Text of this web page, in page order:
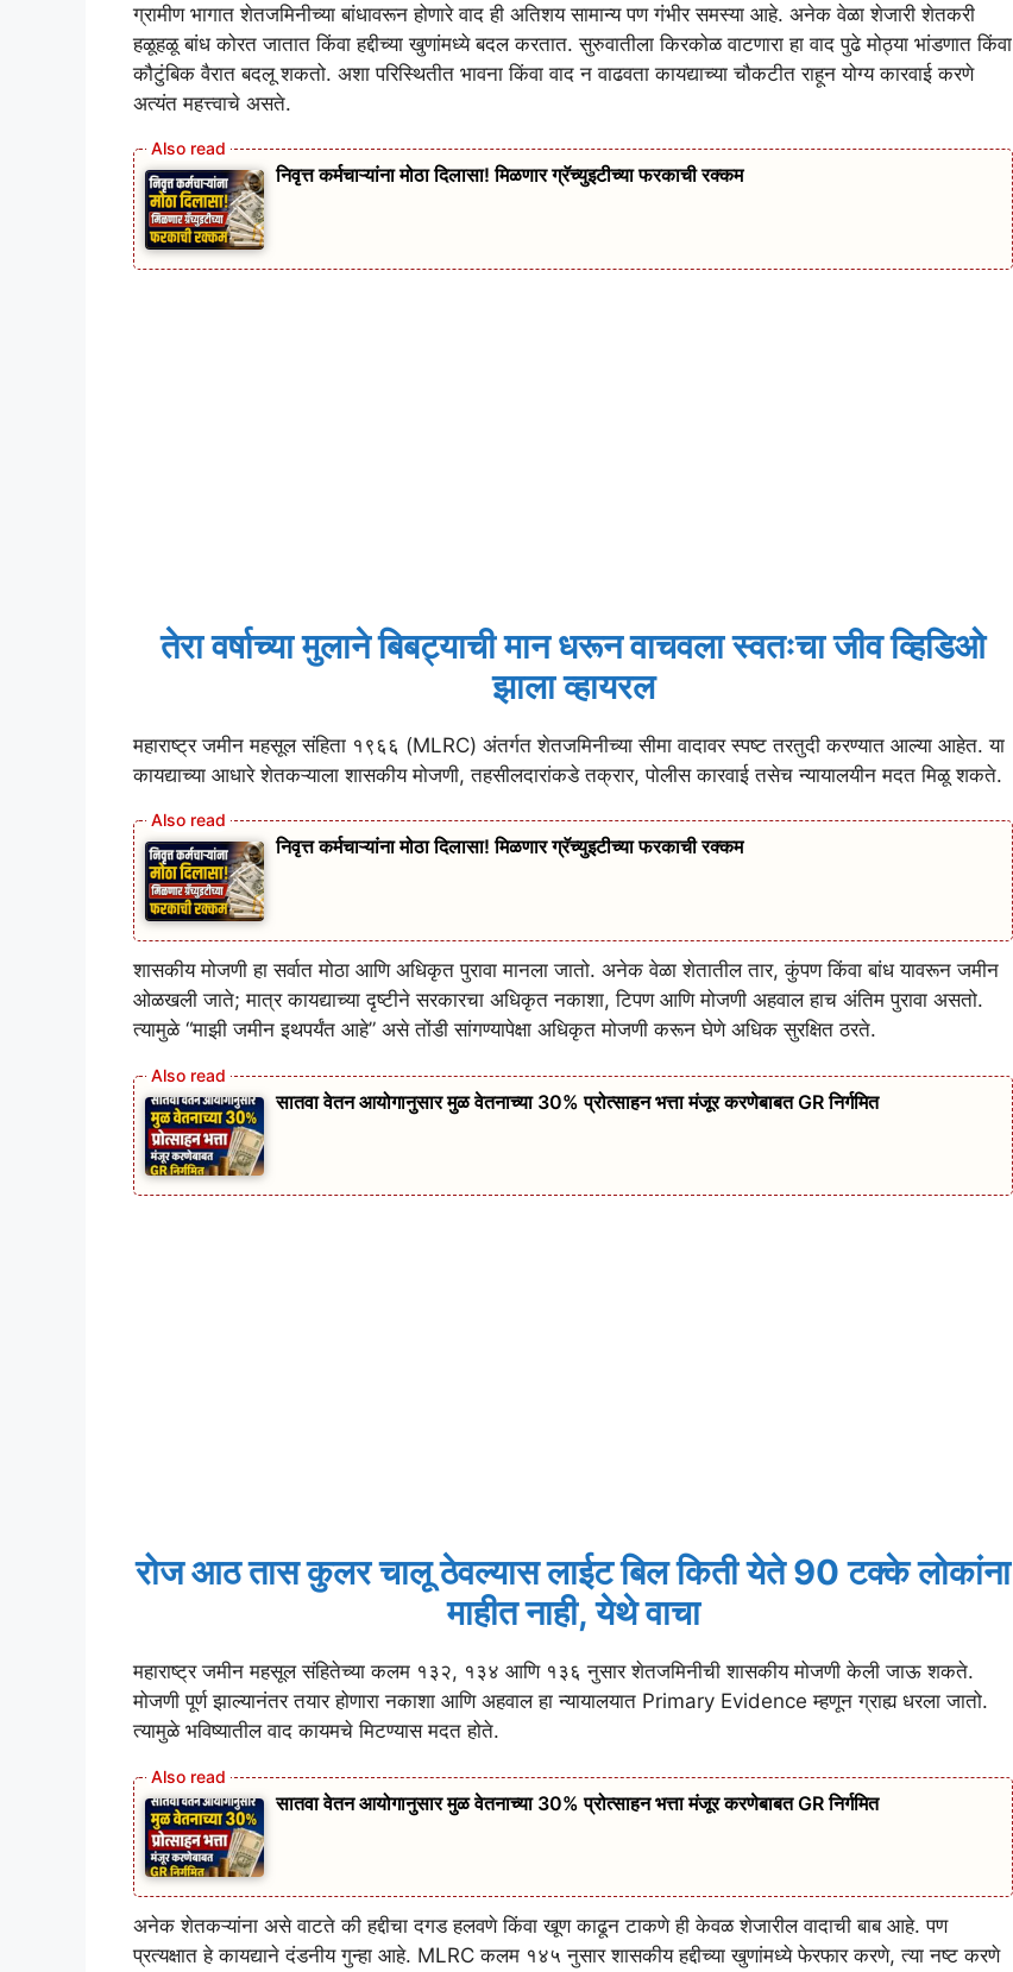
ग्रामीण भागात शेतजमिनीच्या बांधावरून होणारे वाद ही अतिशय सामान्य पण गंभीर समस्या आहे. अनेक वेळा शेजारी शेतकरी
हळूहळू बांध कोरत जातात किंवा हद्दीच्या खुणांमध्ये बदल करतात. सुरुवातीला किरकोळ वाटणारा हा वाद पुढे मोठ्या भांडणात किंवा
कौटुंबिक वैरात बदलू शकतो. अशा परिस्थितीत भावना किंवा वाद न वाढवता कायद्याच्या चौकटीत राहून योग्य कारवाई करणे
अत्यंत महत्त्वाचे असते.
निवृत्त कर्मचाऱ्यांना मोठा दिलासा! मिळणार ग्रॅच्युइटीच्या फरकाची रक्कम
तेरा वर्षाच्या मुलाने बिबट्याची मान धरून वाचवला स्वतःचा जीव व्हिडिओ
झाला व्हायरल
महाराष्ट्र जमीन महसूल संहिता १९६६ (MLRC) अंतर्गत शेतजमिनीच्या सीमा वादावर स्पष्ट तरतुदी करण्यात आल्या आहेत. या
कायद्याच्या आधारे शेतकऱ्याला शासकीय मोजणी, तहसीलदारांकडे तक्रार, पोलीस कारवाई तसेच न्यायालयीन मदत मिळू शकते.
निवृत्त कर्मचाऱ्यांना मोठा दिलासा! मिळणार ग्रॅच्युइटीच्या फरकाची रक्कम
शासकीय मोजणी हा सर्वात मोठा आणि अधिकृत पुरावा मानला जातो. अनेक वेळा शेतातील तार, कुंपण किंवा बांध यावरून जमीन
ओळखली जाते; मात्र कायद्याच्या दृष्टीने सरकारचा अधिकृत नकाशा, टिपण आणि मोजणी अहवाल हाच अंतिम पुरावा असतो.
त्यामुळे “माझी जमीन इथपर्यंत आहे” असे तोंडी सांगण्यापेक्षा अधिकृत मोजणी करून घेणे अधिक सुरक्षित ठरते.
सातवा वेतन आयोगानुसार मुळ वेतनाच्या 30% प्रोत्साहन भत्ता मंजूर करणेबाबत GR निर्गमित
रोज आठ तास कुलर चालू ठेवल्यास लाईट बिल किती येते 90 टक्के लोकांना
माहीत नाही, येथे वाचा
महाराष्ट्र जमीन महसूल संहितेच्या कलम १३२, १३४ आणि १३६ नुसार शेतजमिनीची शासकीय मोजणी केली जाऊ शकते.
मोजणी पूर्ण झाल्यानंतर तयार होणारा नकाशा आणि अहवाल हा न्यायालयात Primary Evidence म्हणून ग्राह्य धरला जातो.
त्यामुळे भविष्यातील वाद कायमचे मिटण्यास मदत होते.
सातवा वेतन आयोगानुसार मुळ वेतनाच्या 30% प्रोत्साहन भत्ता मंजूर करणेबाबत GR निर्गमित
अनेक शेतकऱ्यांना असे वाटते की हद्दीचा दगड हलवणे किंवा खूण काढून टाकणे ही केवळ शेजारील वादाची बाब आहे. पण
प्रत्यक्षात हे कायद्याने दंडनीय गुन्हा आहे. MLRC कलम १४५ नुसार शासकीय हद्दीच्या खुणांमध्ये फेरफार करणे, त्या नष्ट करणे